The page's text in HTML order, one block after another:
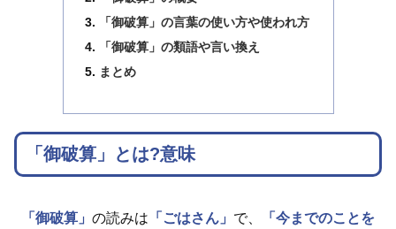
「御破算」の言葉の使い方や使われ方
「御破算」の類語や言い換え
まとめ
「御破算」とは?意味
「御破算」 の読みは 「ごはさん」 で、
「今までのことを